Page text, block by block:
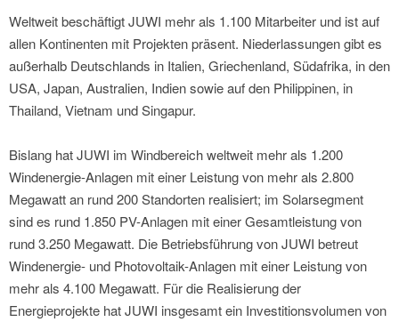
Weltweit beschäftigt JUWI mehr als 1.100 Mitarbeiter und ist auf
allen Kontinenten mit Projekten präsent. Niederlassungen gibt es
außerhalb Deutschlands in Italien, Griechenland, Südafrika, in den
USA, Japan, Australien, Indien sowie auf den Philippinen, in
Thailand, Vietnam und Singapur.
Bislang hat JUWI im Windbereich weltweit mehr als 1.200
Windenergie-Anlagen mit einer Leistung von mehr als 2.800
Megawatt an rund 200 Standorten realisiert; im Solarsegment
sind es rund 1.850 PV-Anlagen mit einer Gesamtleistung von
rund 3.250 Megawatt. Die Betriebsführung von JUWI betreut
Windenergie- und Photovoltaik-Anlagen mit einer Leistung von
mehr als 4.100 Megawatt. Für die Realisierung der
Energieprojekte hat JUWI insgesamt ein Investitionsvolumen von